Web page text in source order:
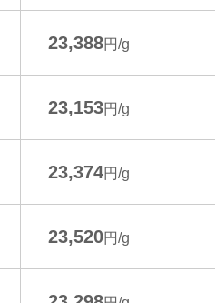
23,388円/g
23,153円/g
23,374円/g
23,520円/g